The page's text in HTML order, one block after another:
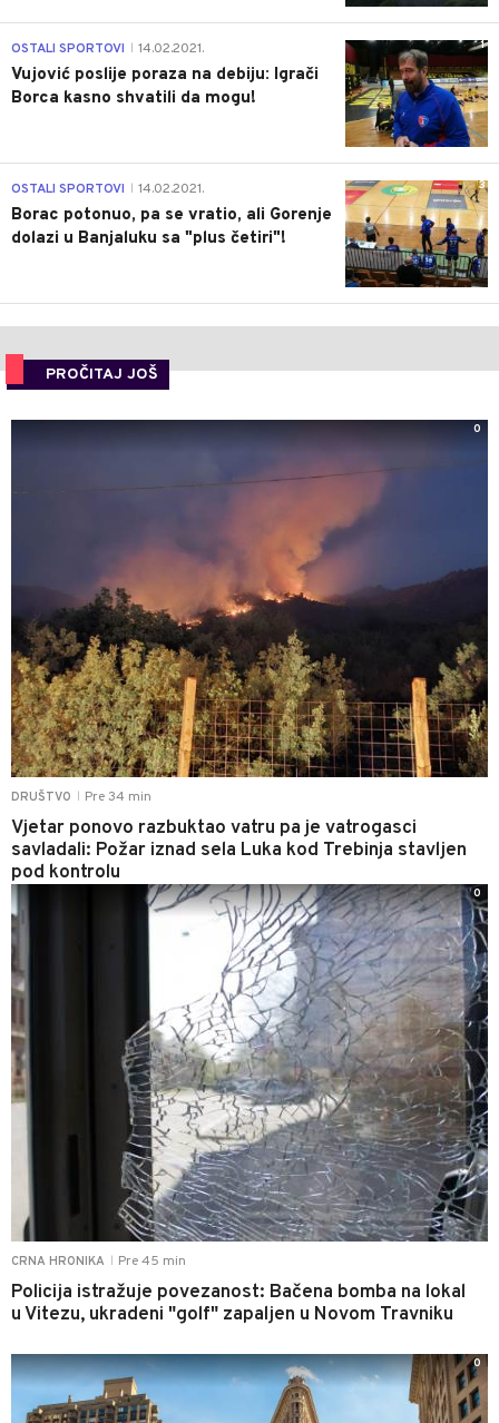
1
OSTALI SPORTOVI 14.02.2021.
Vujović poslije poraza na debiju: Igrači
Borca kasno shvatili da mogu!
3
OSTALI SPORTOVI 14.02.2021.
Borac potonuo, pa se vratio, ali Gorenje
dolazi u Banjaluku sa "plus četiri"!
PROČITAJ JOŠ
DRUŠTVO Pre 34 min
Vjetar ponovo razbuktao vatru pa je vatrogasci
savladali: Požar iznad sela Luka kod Trebinja stavljen
pod kontrolu
0
CRNA HRONIKA Pre 45 min
Policija istražuje povezanost: Bačena bomba na lokal
u Vitezu, ukradeni "golf" zapaljen u Novom Travniku
0
0